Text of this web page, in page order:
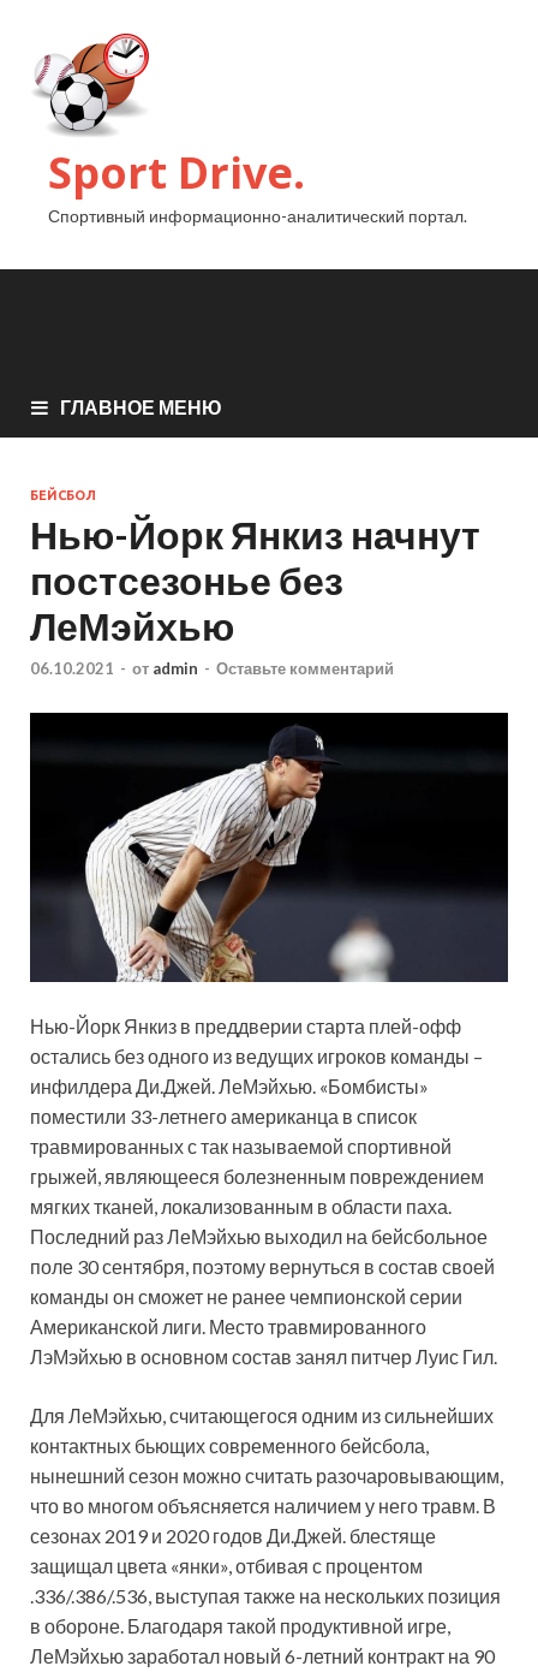
Sport Drive.
Спортивный информационно-аналитический портал.
ГЛАВНОЕ МЕНЮ
БЕЙСБОЛ
Нью-Йорк Янкиз начнут
постсезонье без
ЛеМэйхью
06.10.2021 - от admin - Оставьте комментарий
Нью-Йорк Янкиз в преддверии старта плей-офф
остались без одного из ведущих игроков команды –
инфилдера Ди.Джей. ЛеМэйхью. «Бомбисты»
поместили 33-летнего американца в список
травмированных с так называемой спортивной
грыжей, являющееся болезненным повреждением
мягкихтканей, локализованным в области паха.
Последний раз ЛеМэйхью выходил на бейсбольное
поле 30 сентября, поэтому вернуться в состав своей
команды он сможет не ранее чемпионской серии
Американской лиги. Место травмированного
ЛэМэйхью в основном состав занял питчер Луис Гил.
Для ЛеМэйхью, считающегося одним из сильнейших
контактных бьющих современного бейсбола,
нынешний сезон можно считать разочаровывающим,
что во многом объясняется наличием у него травм. В
сезонах 2019 и 2020 годов Ди.Джей. блестяще
защищал цвета «янки», отбивая с процентом
.336/.386/.536, выступая также на нескольких позиция
в обороне. Благодаря такой продуктивной игре,
ЛеМэйхью заработал новый 6-летний контракт на 90